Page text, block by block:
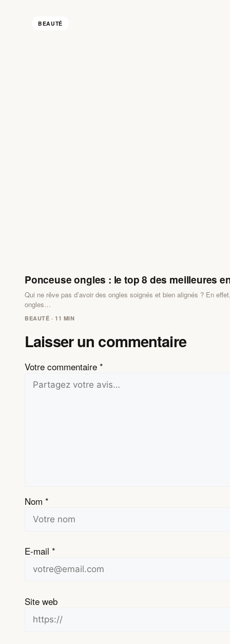
BEAUTÉ
Ponceuse ongles : le top 8 des meilleures
Qui ne rêve pas d’avoir des ongles soignés et bien alignés ? En
ongles…
BEAUTÉ · 11 MIN
Laisser un commentaire
Votre commentaire *
Nom *
E-mail *
Site web